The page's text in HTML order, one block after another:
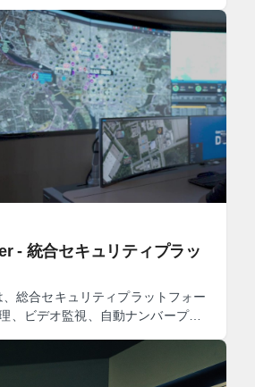
- 統合セキュリティプラッ
総合セキュリティプラットフォー
、ビデオ監視、自動ナンバープレ